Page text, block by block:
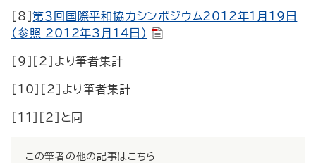
[8]第３回国際平和協力シンポジウム2012年1月19日
（参照 2012年3月14日）
[9][2]より筆者集計
[10][2]より筆者集計
[11][2]と同
この筆者の他の記事はこちら